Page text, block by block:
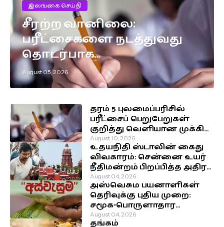
இலங்கை செய்தி
சீரற்ற வானிலை:
பரீட்சைகளை நடத்துவது
தொடர்பாக
எடுக்கப்பட்டுள்ள முக்கிய
தீர்மானம்!
August 05, 2026
தரம் 5 புலமைப்பரிசில்
பரீட்சைப் பெறுபேறுகள்
குறித்து வெளியான முக்கிய
அறிவிப்பு!
August 10, 2026
உதயநிதி ஸ்டாலின் கைது
விவகாரம்: சென்னை உயர்
நீதிமன்றம் பிறப்பித்த அதிரடி
உத்தரவு!
August 04, 2026
அஸ்வெசும பயனாளிகள்
தெரிவுக்கு புதிய முறை:
சமூக-பொருளாதார
நிலைக்கு முன்னுரிமை!
August 04, 2026
தங்கம்